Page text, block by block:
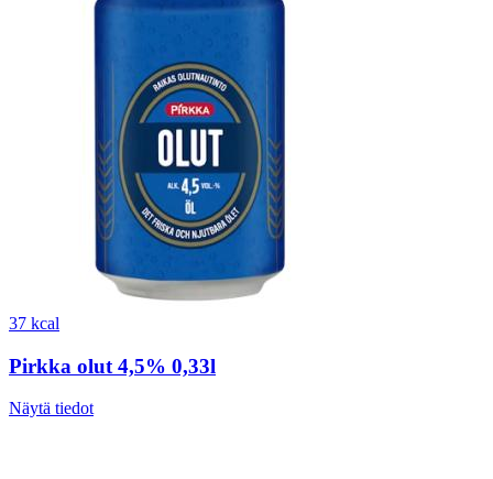
37 kcal
Pirkka olut 4,5% 0,33l
Näytä tiedot